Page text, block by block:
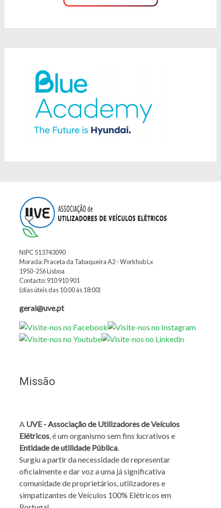
NIPC 513743090
Morada: Praceta da Tabaqueira A2 - Workhub Lx
1950-256 Lisboa
Contacto: 910 910 901
(dias úteis das 10:00 às 18:00)
geral@uve.pt
Missão
A UVE - Associação de Utilizadores de Veículos
Elétricos, é um organismo sem fins lucrativos e
Entidade de utilidade Pública.
Surgiu a partir da necessidade de representar
oficialmente e dar voz a uma já significativa
comunidade de proprietários, utilizadores e
simpatizantes de Veículos 100% Elétricos em